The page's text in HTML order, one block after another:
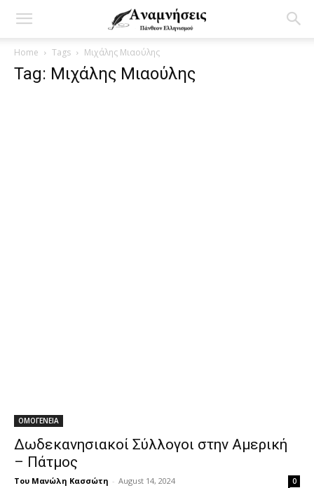
Home Tags Μιχάλης Μιαούλης
Tag: Μιχάλης Μιαούλης
ΟΜΟΓΕΝΕΙΑ
Δωδεκανησιακοί Σύλλογοι στην Αμερική
– Πάτμος
Του Μανώλη Κασσώτη - August 14, 2024 0